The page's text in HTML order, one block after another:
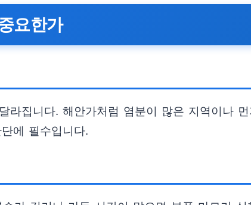
요한가
라집니다. 해안가처럼 염분이 많은 지역이나
에 필수입니다.